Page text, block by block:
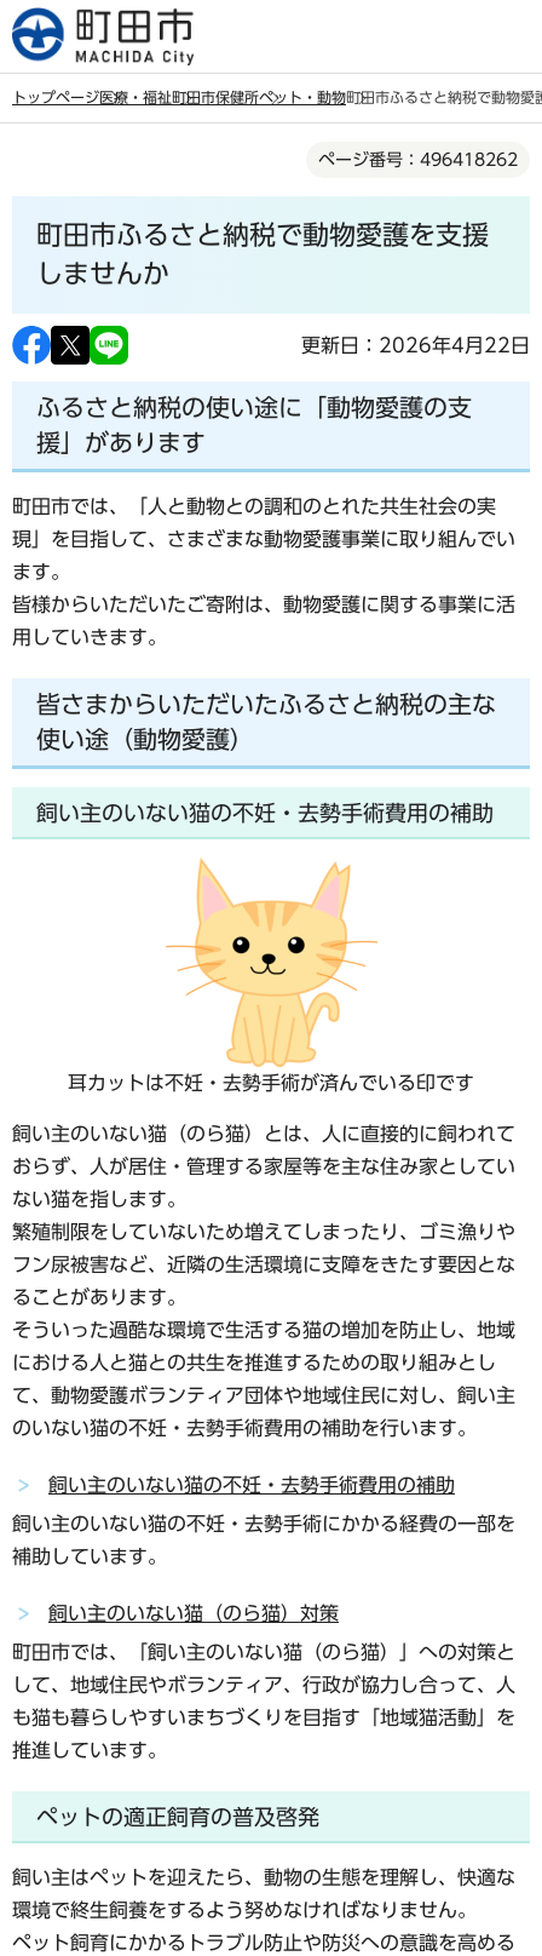
こ
の
トップページ医療・福祉町田市保健所ペット・動物町田市ふるさと納税で動物愛
ページ番号：496418262
町田市ふるさと納税で動物愛護を支援
しませんか
更新日：2026年4月22日
ふるさと納税の使い途に「動物愛護の支
援」があります
町田市では、「人と動物との調和のとれた共生社会の実
現」を目指して、さまざまな動物愛護事業に取り組んでい
ます。
皆様からいただいたご寄附は、動物愛護に関する事業に活
用していきます。
皆さまからいただいたふるさと納税の主な
使い途（動物愛護）
飼い主のいない猫の不妊・去勢手術費用の補助
耳カットは不妊・去勢手術が済んでいる印です
飼い主のいない猫（のら猫）とは、人に直接的に飼われて
おらず、人が居住・管理する家屋等を主な住み家としてい
ない猫を指します。
繁殖制限をしていないため増えてしまったり、ゴミ漁りや
フン尿被害など、近隣の生活環境に支障をきたす要因とな
ることがあります。
そういった過酷な環境で生活する猫の増加を防止し、地域
における人と猫との共生を推進するための取り組みとし
て、動物愛護ボランティア団体や地域住民に対し、飼い主
のいない猫の不妊・去勢手術費用の補助を行います。
飼い主のいない猫の不妊・去勢手術費用の補助
飼い主のいない猫の不妊・去勢手術にかかる経費の一部を
補助しています。
飼い主のいない猫（のら猫）対策
町田市では、「飼い主のいない猫（のら猫）」への対策と
して、地域住民やボランティア、行政が協力し合って、人
も猫も暮らしやすいまちづくりを目指す「地域猫活動」を
推進しています。
ペットの適正飼育の普及啓発
飼い主はペットを迎えたら、動物の生態を理解し、快適な
環境で終生飼養をするよう努めなければなりません。
ペット飼育にかかるトラブル防止や防災への意識を高める